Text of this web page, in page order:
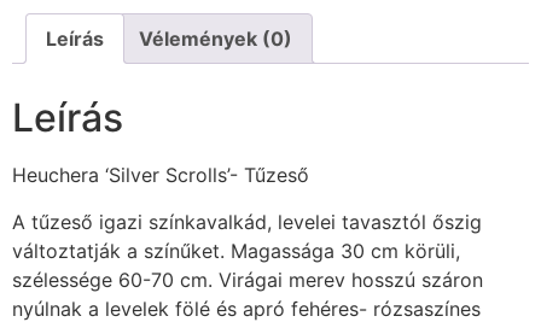
Leírás Vélemények (0)
Leírás
Heuchera ‘Silver Scrolls’- Tűzeső
A tűzeső igazi színkavalkád, levelei tavasztól őszig
változtatják a színűket. Magassága 30 cm körüli,
szélessége 60-70 cm. Virágai merev hosszú száron
nyúlnak a levelek fölé és apró fehéres- rózsaszínes